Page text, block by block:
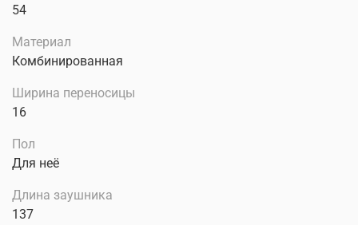
54
Материал
Комбинированная
Ширина переносицы
16
Пол
Для неё
Длина заушника
137